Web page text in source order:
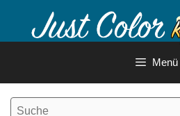
Inhalt
Menü